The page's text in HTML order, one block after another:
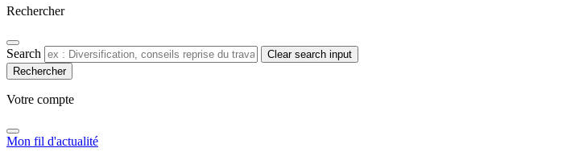
Rechercher
Search Clear search input
Votre compte​
Mon fil d'actualité